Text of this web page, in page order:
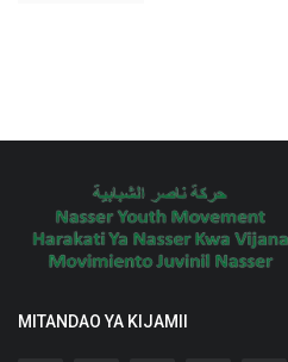
MITANDAO YA KIJAMII